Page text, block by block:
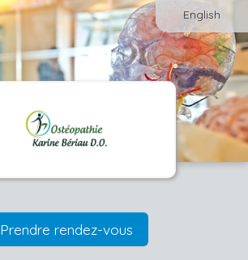
English
Prendre rendez-vous